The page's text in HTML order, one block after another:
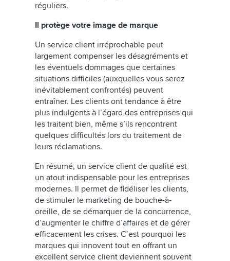
réguliers.
Il protège votre image de marque
Un service client irréprochable peut
largement compenser les désagréments et
les éventuels dommages que certaines
situations difficiles (auxquelles vous serez
inévitablement confrontés) peuvent
entraîner. Les clients ont tendance à être
plus indulgents à l’égard des entreprises qui
les traitent bien, même s’ils rencontrent
quelques difficultés lors du traitement de
leurs réclamations.
En résumé, un service client de qualité est
un atout indispensable pour les entreprises
modernes. Il permet de fidéliser les clients,
de stimuler le marketing de bouche-à-
oreille, de se démarquer de la concurrence,
d’augmenter le chiffre d’affaires et de gérer
efficacement les crises. C’est pourquoi les
marques qui innovent tout en offrant un
excellent service client deviennent souvent